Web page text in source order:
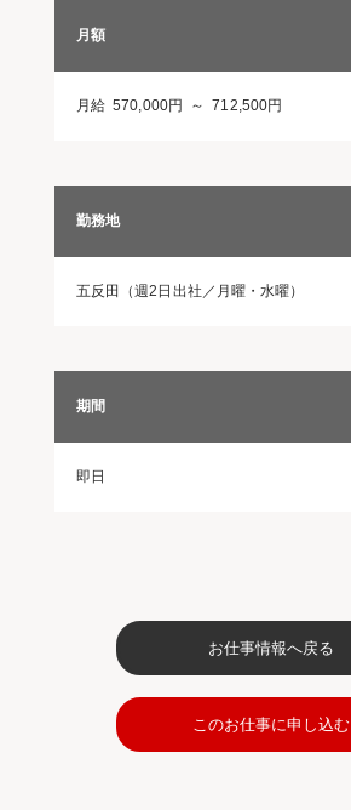
月額
月給 570,000円 ～ 712,500円
勤務地
五反田（週2日出社／月曜・水曜）
期間
即日
お仕事情報へ戻る
このお仕事に申し込む